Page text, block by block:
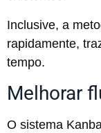
Inclusive, a
rapidamente,
tempo.
Melhorar
O sistema